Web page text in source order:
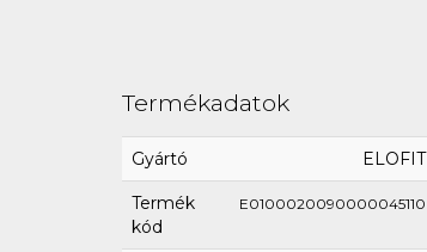
Termékadatok
Gyártó ELOFIT
Termék
kód
E0100020090000045110